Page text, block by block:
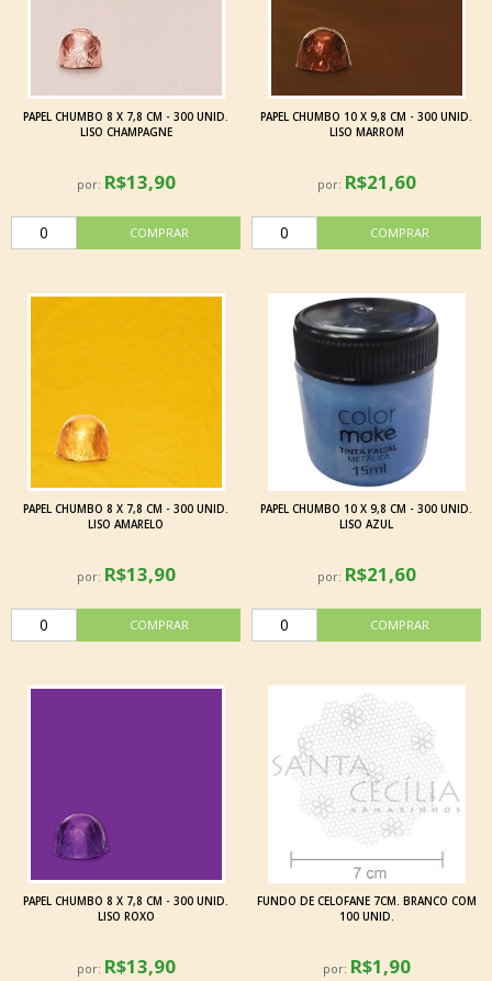
PAPEL CHUMBO 8 X 7,8 CM - 300 UNID.
LISO CHAMPAGNE
por: R$13,90
PAPEL CHUMBO 10 X 9,8 CM - 300 UNID.
LISO MARROM
por: R$21,60
PAPEL CHUMBO 8 X 7,8 CM - 300 UNID.
LISO AMARELO
por: R$13,90
PAPEL CHUMBO 10 X 9,8 CM - 300 UNID.
LISO AZUL
por: R$21,60
PAPEL CHUMBO 8 X 7,8 CM - 300 UNID.
LISO ROXO
por: R$13,90
FUNDO DE CELOFANE 7CM. BRANCO COM
100 UNID.
por: R$1,90